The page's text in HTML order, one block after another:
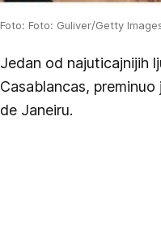
Foto: Foto: Guliver/Getty
Jedan od najuticajnijih
Casablancas,
de Janeiru.